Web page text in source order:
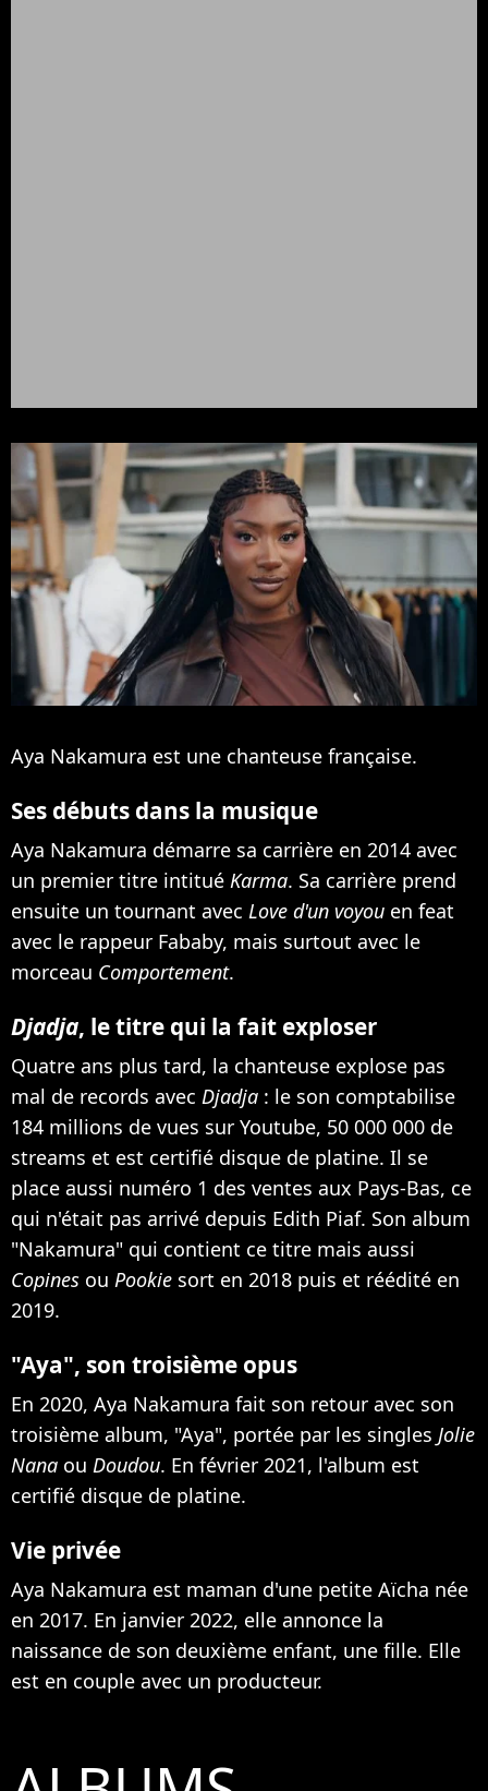
Aya Nakamura est une chanteuse française.
Ses débuts dans la musique
Aya Nakamura démarre sa carrière en 2014 avec
un premier titre intitué Karma. Sa carrière prend
ensuite un tournant avec Love d'un voyou en feat
avec le rappeur Fababy, mais surtout avec le
morceau Comportement.
Djadja, le titre qui la fait exploser
Quatre ans plus tard, la chanteuse explose pas
mal de records avec Djadja : le son comptabilise
184 millions de vues sur Youtube, 50 000 000 de
streams et est certifié disque de platine. Il se
place aussi numéro 1 des ventes aux Pays-Bas, ce
qui n'était pas arrivé depuis Edith Piaf. Son album
"Nakamura" qui contient ce titre mais aussi
Copines ou Pookie sort en 2018 puis et réédité en
2019.
"Aya", son troisième opus
En 2020, Aya Nakamura fait son retour avec son
troisième album, "Aya", portée par les singles Jolie
Nana ou Doudou. En février 2021, l'album est
certifié disque de platine.
Vie privée
Aya Nakamura est maman d'une petite Aïcha née
en 2017. En janvier 2022, elle annonce la
naissance de son deuxième enfant, une fille. Elle
est en couple avec un producteur.